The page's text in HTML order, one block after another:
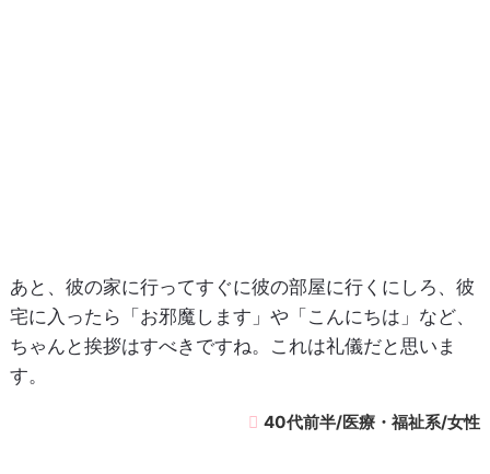
あと、彼の家に行ってすぐに彼の部屋に行くにしろ、彼
宅に入ったら「お邪魔します」や「こんにちは」など、
ちゃんと挨拶はすべきですね。これは礼儀だと思いま
す。
40代前半/医療・福祉系/女性